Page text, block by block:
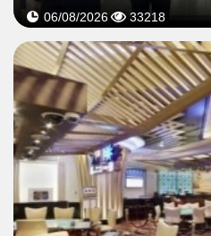
06/08/2026 33218